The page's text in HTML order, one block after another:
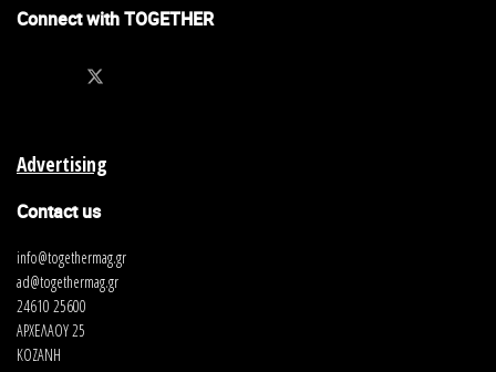
Connect with TOGETHER
Advertising
Contact us
info@togethermag.gr
ad@togethermag.gr
24610 25600
ΑΡΧΕΛΑΟΥ 25
ΚΟΖΑΝΗ